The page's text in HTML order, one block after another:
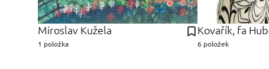
Miroslav Kužela
1 položka
Kovařík, fa
6 položek